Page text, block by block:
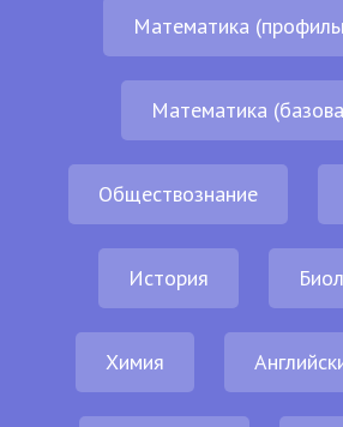
Математика
Математика
Обществознание
История
Химия